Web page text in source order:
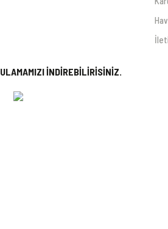
İNDİREBİLİRİSİNİZ.